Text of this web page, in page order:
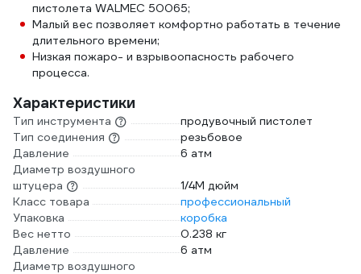
пистолета WALMEC 50065;
Малый вес позволяет комфортно работать в течение
длительного времени;
Низкая пожаро- и взрывоопасность рабочего
процесса.
Характеристики
Тип инструмента
продувочный пистолет
Тип соединения
резьбовое
Давление
6 атм
Диаметр воздушного
штуцера
1/4М дюйм
Класс товара
профессиональный
Упаковка
коробка
Вес нетто
0.238 кг
Давление
6 атм
Диаметр воздушного